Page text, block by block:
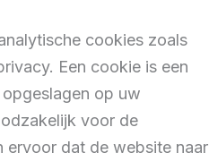
cookies zoals
Een cookie is een
op uw
voor de
ervoor dat de website naar